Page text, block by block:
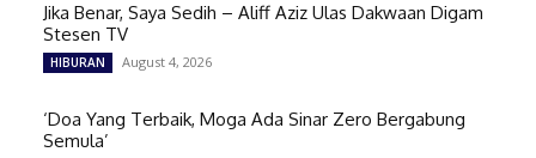
Jika Benar, Saya Sedih – Aliff Aziz Ulas Dakwaan Digam
Stesen TV
HIBURAN August 4, 2026
‘Doa Yang Terbaik, Moga Ada Sinar Zero Bergabung
Semula’